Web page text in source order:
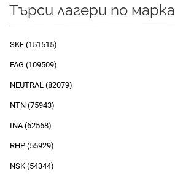
Търси лагери по марка
SKF (151515)
FAG (109509)
NEUTRAL (82079)
NTN (75943)
INA (62568)
RHP (55929)
NSK (54344)